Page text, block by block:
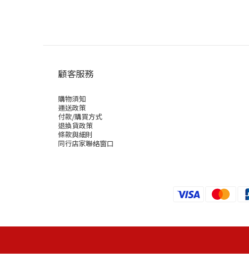
顧客服務
購物須知
運送政策
付款/購買方式
退換貨政策
條款與細則
同行店家聯絡窗口